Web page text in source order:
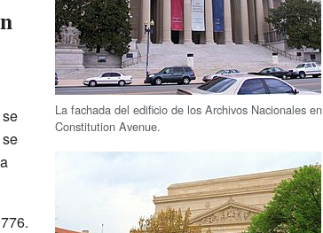
La fachada del edificio de los Archivos Nacionales en
Constitution Avenue.